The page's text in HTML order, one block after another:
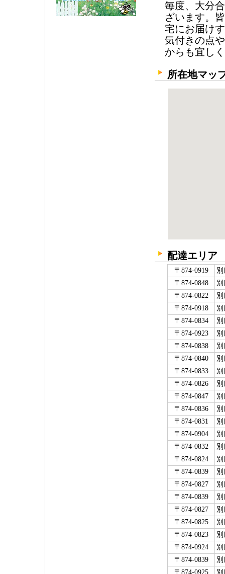
毎度、大分
ざいます。
宅にお届け
気付きの点
からも宜し
所在地マッ
配達エリア
〒874-0919
〒874-0848
〒874-0822
〒874-0918
〒874-0834
〒874-0923
〒874-0838
〒874-0840
〒874-0833
〒874-0826
〒874-0847
別
〒874-0836
〒874-0831
〒874-0904
〒874-0832
〒874-0824
〒874-0839
〒874-0827
〒874-0839
〒874-0827
〒874-0825
〒874-0823
〒874-0924
〒874-0839
〒874-0925